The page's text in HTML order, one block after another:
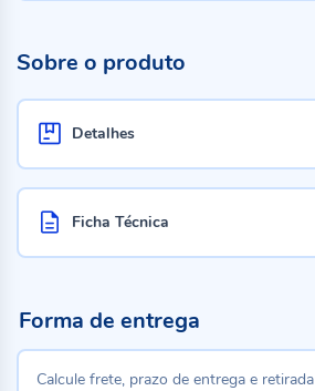
Sobre o produto
Detalhes
Ficha Técnica
Forma de entrega
Calcule frete, prazo de entrega e retirada